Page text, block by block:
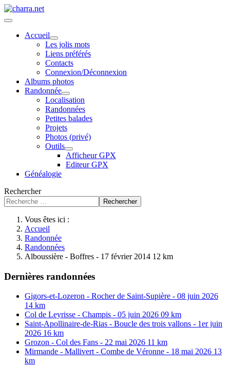
Accueil
Les jolis mots
Liens préférés
Contacts
Connexion/Déconnexion
Albums photos
Randonnée
Localisation
Randonnées
Petites balades
Projets
Photos (privé)
Outils
Afficheur GPX
Editeur GPX
Généalogie
Rechercher
Rechercher
Vous êtes ici :
Accueil
Randonnée
Randonnées
Alboussière - Boffres - 17 février 2014 12 km
Dernières randonnées
Gigors-et-Lozeron - Rocher de Saint-Supière - 08 juin 2026
14 km
Col de Leyrisse - Champis - 05 juin 2026 09 km
Saint-Apollinaire-de-Rias - Boucle des trois vallons - 1er juin
2026 16 km
Grozon - Col des Fans - 22 mai 2026 11 km
Mirmande - Mallivert - Combe de Véronne - 18 mai 2026 13
km